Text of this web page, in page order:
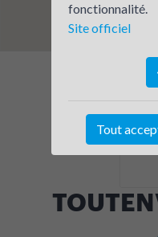
fonctionnalité.
Site officiel
Tout